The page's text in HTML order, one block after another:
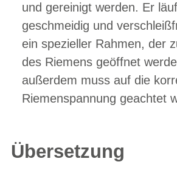
und gereinigt werden. Er
geschmeidig und
ein spezieller Rahmen, der
des Riemens geöffnet
außerdem muss auf die
Riemenspannung geachtet
Übersetzung